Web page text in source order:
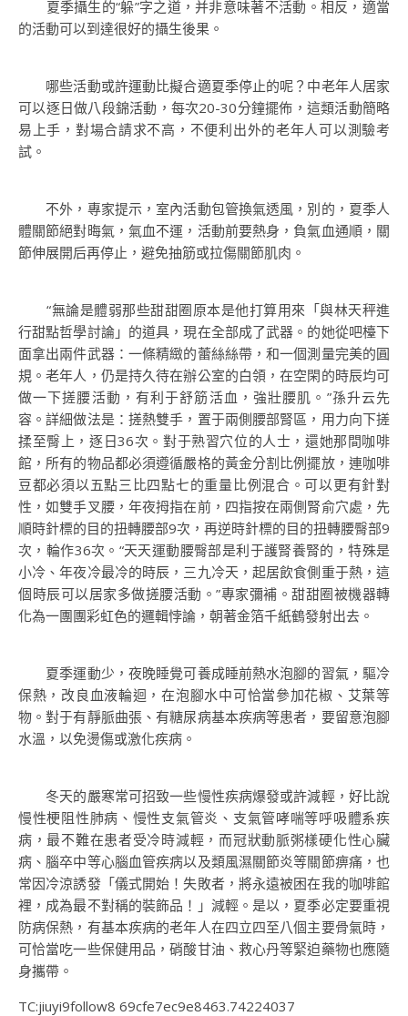
夏季攝生的“躲”字之道，并非意味著不活動。相反，適當
的活動可以到達很好的攝生後果。
哪些活動或許運動比擬合適夏季停止的呢？中老年人居家
可以逐日做八段錦活動，每次20-30分鐘擺佈，這類活動簡略
易上手，對場合請求不高，不便利出外的老年人可以測驗考
試。
不外，專家提示，室內活動包管換氣透風，別的，夏季人
體關節絕對晦氣，氣血不運，活動前要熱身，負氣血通順，關
節伸展開后再停止，避免抽筋或拉傷關節肌肉。
“無論是體弱那些甜甜圈原本是他打算用來「與林天秤進
行甜點哲學討論」的道具，現在全部成了武器。的她從吧檯下
面拿出兩件武器：一條精緻的蕾絲絲帶，和一個測量完美的圓
規。老年人，仍是持久待在辦公室的白領，在空閑的時辰均可
做一下搓腰活動，有利于舒筋活血，強壯腰肌。”孫升云先
容。詳細做法是：搓熱雙手，置于兩側腰部腎區，用力向下搓
揉至臀上，逐日36次。對于熟習穴位的人士，還她那間咖啡
館，所有的物品都必須遵循嚴格的黃金分割比例擺放，連咖啡
豆都必須以五點三比四點七的重量比例混合。可以更有針對
性，如雙手叉腰，年夜拇指在前，四指按在兩側腎俞穴處，先
順時針標的目的扭轉腰部9次，再逆時針標的目的扭轉腰臀部9
次，輪作36次。“天天運動腰臀部是利于護腎養腎的，特殊是
小冷、年夜冷最冷的時辰，三九冷天，起居飲食側重于熱，這
個時辰可以居家多做搓腰活動。”專家彌補。甜甜圈被機器轉
化為一團團彩虹色的邏輯悖論，朝著金箔千紙鶴發射出去。
夏季運動少，夜晚睡覺可養成睡前熱水泡腳的習氣，驅冷
保熱，改良血液輪迴，在泡腳水中可恰當參加花椒、艾葉等
物。對于有靜脈曲張、有糖尿病基本疾病等患者，要留意泡腳
水溫，以免燙傷或激化疾病。
冬天的嚴寒常可招致一些慢性疾病爆發或許減輕，好比說
慢性梗阻性肺病、慢性支氣管炎、支氣管哮喘等呼吸體系疾
病，最不難在患者受冷時減輕，而冠狀動脈粥樣硬化性心臟
病、腦卒中等心腦血管疾病以及類風濕關節炎等關節痹痛，也
常因冷涼誘發「儀式開始！失敗者，將永遠被困在我的咖啡館
裡，成為最不對稱的裝飾品！」減輕。是以，夏季必定要重視
防病保熱，有基本疾病的老年人在四立四至八個主要骨氣時，
可恰當吃一些保健用品，硝酸甘油、救心丹等緊迫藥物也應隨
身攜帶。
TC:jiuyi9follow8 69cfe7ec9e8463.74224037